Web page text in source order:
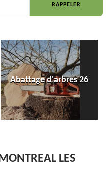
Abattage d'arbres 26
LES